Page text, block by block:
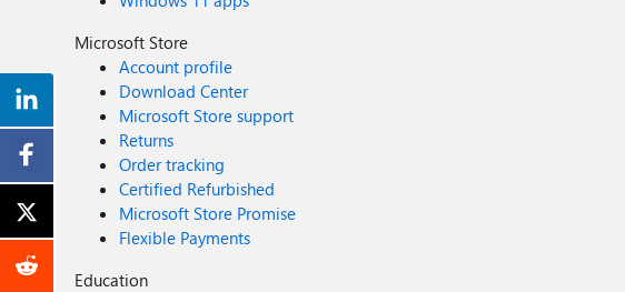
Microsoft Store
Account profile
Download Center
Microsoft Store support
Returns
Order tracking
Certified Refurbished
Microsoft Store Promise
Flexible Payments
Education